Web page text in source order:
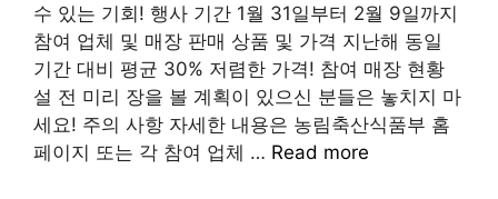
수 있는 기회! 행사 기간 1월 31일부터 2월 9일까지
참여 업체 및 매장 판매 상품 및 가격 지난해 동일
기간 대비 평균 30% 저렴한 가격! 참여 매장 현황
설 전 미리 장을 볼 계획이 있으신 분들은 놓치지 마
세요! 주의 사항 자세한 내용은 농림축산식품부 홈
페이지 또는 각 참여 업체 … Read more